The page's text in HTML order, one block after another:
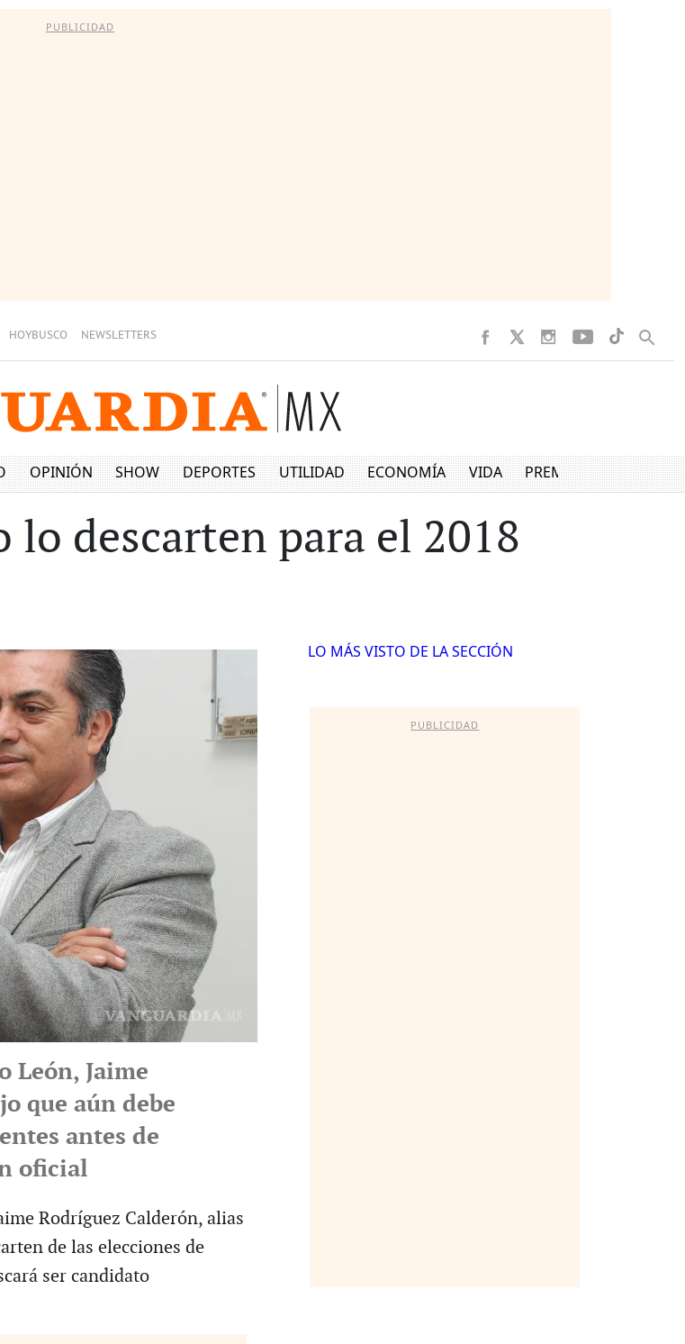
PUBLICIDAD
HOYBUSCO NEWSLETTERS
OPINIÓN SHOW DEPORTES UTILIDAD ECONOMÍA VIDA PREMIUM
lo descarten para el 2018
León, Jaime
que aún debe
antes de
oficial
Rodríguez Calderón, alias
de las elecciones de
ser candidato
LO MÁS VISTO DE LA SECCIÓN
PUBLICIDAD